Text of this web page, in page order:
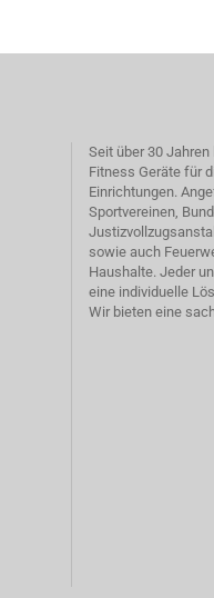
Seit über 30
Fitness Geräte für
Einrichtungen.
Sportvereinen,
sowie auch
Haushalte. Jeder
eine individuelle
Wir bieten eine